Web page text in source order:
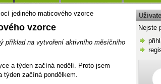
jediného maticového vzorce
vzorce
příklad na vytvoření aktivního měsíčního
a týden začíná nedělí. Proto jsem
týden začíná pondělkem.
Nejste